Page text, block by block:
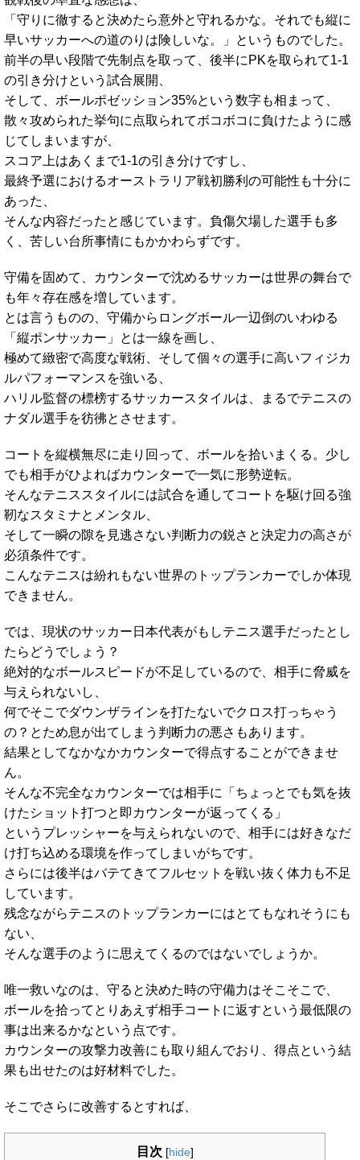
「守りに徹すると決めたら意外と守れるかな。それでも縦に
早いサッカーへの道のりは険しいな。」というものでした。
前半の早い段階で先制点を取って、後半にPKを取られて1-1
の引き分けという試合展開、
そして、ボールポゼッション35%という数字も相まって、
散々攻められた挙句に点取られてボコボコに負けたように感
じてしまいますが、
スコア上はあくまで1-1の引き分けですし、
最終予選におけるオーストラリア戦初勝利の可能性も十分に
あった、
そんな内容だったと感じています。負傷欠場した選手も多
く、苦しい台所事情にもかかわらずです。
守備を固めて、カウンターで沈めるサッカーは世界の舞台で
も年々存在感を増しています。
とは言うものの、守備からロングボール一辺倒のいわゆる
「縦ポンサッカー」とは一線を画し、
極めて緻密で高度な戦術、そして個々の選手に高いフィジカ
ルパフォーマンスを強いる、
ハリル監督の標榜するサッカースタイルは、まるでテニスの
ナダル選手を彷彿とさせます。
コートを縦横無尽に走り回って、ボールを拾いまくる。少し
でも相手がひよればカウンターで一気に形勢逆転。
そんなテニススタイルには試合を通してコートを駆け回る強
靭なスタミナとメンタル、
そして一瞬の隙を見逃さない判断力の鋭さと決定力の高さが
必須条件です。
こんなテニスは紛れもない世界のトップランカーでしか体現
できません。
では、現状のサッカー日本代表がもしテニス選手だったとし
たらどうでしょう？
絶対的なボールスピードが不足しているので、相手に脅威を
与えられないし、
何でそこでダウンザラインを打たないでクロス打っちゃう
の？とため息が出てしまう判断力の悪さもあります。
結果としてなかなかカウンターで得点することができませ
ん。
そんな不完全なカウンターでは相手に「ちょっとでも気を抜
けたショット打つと即カウンターが返ってくる」
というプレッシャーを与えられないので、相手には好きなだ
け打ち込める環境を作ってしまいがちです。
さらには後半はバテてきてフルセットを戦い抜く体力も不足
しています。
残念ながらテニスのトップランカーにはとてもなれそうにも
ない、
そんな選手のように思えてくるのではないでしょうか。
唯一救いなのは、守ると決めた時の守備力はそこそこで、
ボールを拾ってとりあえず相手コートに返すという最低限の
事は出来るかなという点です。
カウンターの攻撃力改善にも取り組んでおり、得点という結
果も出せたのは好材料でした。
そこでさらに改善するとすれば、
目次 [hide]